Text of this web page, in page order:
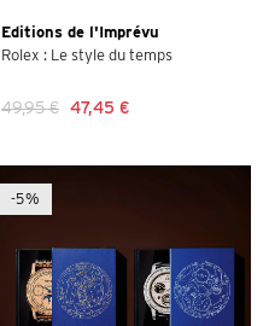
Editions de l'Imprévu
Rolex : Le style du temps
49,95 € 47,45 €
-5%